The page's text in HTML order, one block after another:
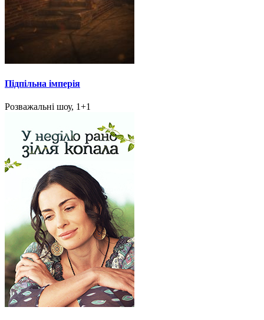
Підпільна імперія
Розважальні шоу, 1+1